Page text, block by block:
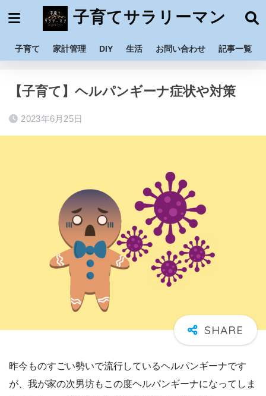
子育てサラリーマン
子育て 家計管理 DIY 生活 お問い合わせ 記事一覧
ホーム 子育て 育児
【子育て】ヘルパンギーナ症状や対策
2023年6月25日
昨今ものすごい勢いで流行しているヘルパンギーナです
が、我が家の次男坊もこの度ヘルパンギーナになってしま